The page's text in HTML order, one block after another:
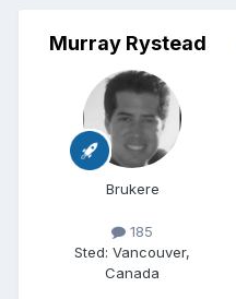
Murray Rystead
Brukere
185
Sted: Vancouver,
Canada